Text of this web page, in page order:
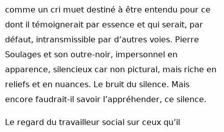
comme un cri muet destiné à être entendu pour ce
dont il témoignerait par essence et qui serait, par
défaut, intransmissible par d’autres voies. Pierre
Soulages et son outre-noir, impersonnel en
apparence, silencieux car non pictural, mais riche en
reliefs et en nuances. Le bruit du silence. Mais
encore faudrait-il savoir l’appréhender, ce silence.
Le regard du travailleur social sur ceux qu’il